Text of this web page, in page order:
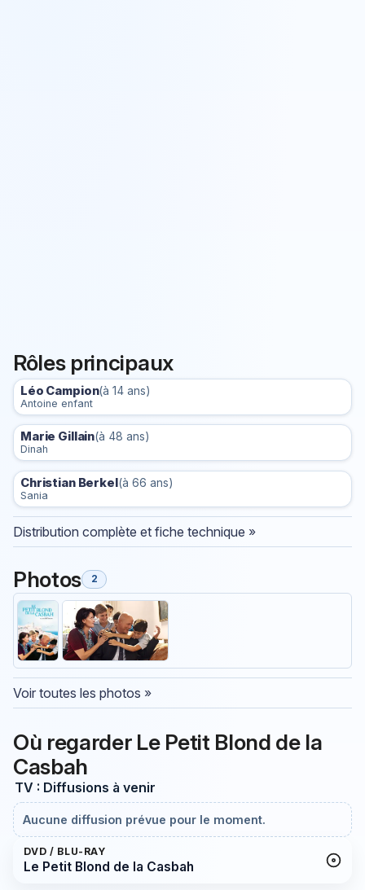
Rôles principaux
Léo Campion(à 14 ans)
Antoine enfant
Marie Gillain(à 48 ans)
Dinah
Christian Berkel(à 66 ans)
Sania
Distribution complète et fiche technique »
Photos 2
Voir toutes les photos »
Où regarder Le Petit Blond de la
Casbah
TV : Diffusions à venir
Aucune diffusion prévue pour le moment.
DVD / BLU-RAY
Le Petit Blond de la Casbah